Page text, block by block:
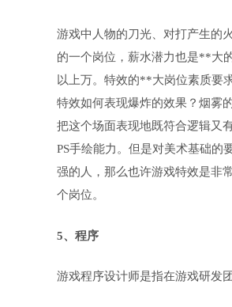
游戏中人物的刀光、对打产生的
的一个岗位，薪水潜力也是**大
以上万。特效的**大岗位素质要
特效如何表现爆炸的效果？烟雾
把这个场面表现地既符合逻辑又
PS手绘能力。但是对美术基础的
强的人，那么也许游戏特效是非
个岗位。
5、程序
游戏程序设计师是指在游戏研发